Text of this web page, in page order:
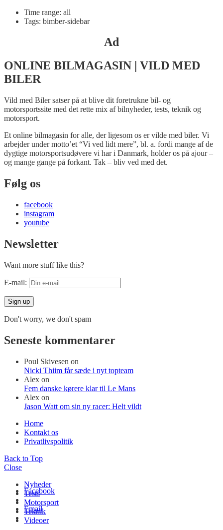
Time range: all
Tags: bimber-sidebar
Ad
ONLINE BILMAGASIN | VILD MED
BILER
Vild med Biler satser på at blive dit foretrukne bil- og
motorsportssite med det rette mix af bilnyheder, tests, teknik og
motorsport.
Et online bilmagasin for alle, der ligesom os er vilde med biler. Vi
arbejder under motto’et “Vi ved lidt mere”, bl. a. fordi mange af de
dygtige motorsportsudøvere vi har i Danmark, holder os på ajour –
og mange gange på forkant. Tak – bliv ved med det.
Følg os
facebook
instagram
youtube
Newsletter
Want more stuff like this?
E-mail:
Don't worry, we don't spam
Seneste kommentarer
Poul Skivesen on
Nicki Thiim får sæde i nyt topteam
Alex on
Fem danske kørere klar til Le Mans
Alex on
Jason Watt om sin ny racer: Helt vildt
Home
Kontakt os
Privatlivspolitik
Back to Top
Close
Nyheder
Tests
Motorsport
Teknik
Videoer
Facebook
Email